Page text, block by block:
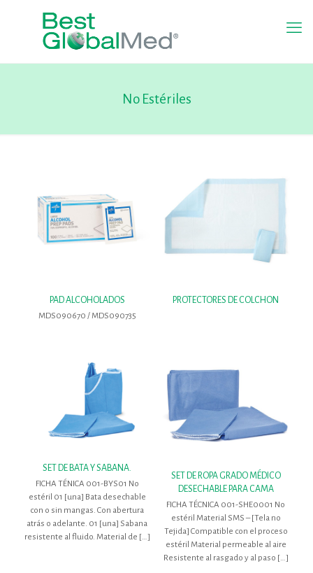
No Estériles
PAD ALCOHOLADOS
MDS090670 / MDS090735
PROTECTORES DE COLCHON
SET DE BATA Y SABANA.
FICHA TÉNICA 001-BYS01 No
estéril 01 [una] Bata desechable
con o sin mangas. Con abertura
atrás o adelante. 01 [una] Sabana
resistente al fluido. Material de […]
SET DE ROPA GRADO MÉDICO
DESECHABLE PARA CAMA
FICHA TÉCNICA 001-SHE0001 No
estéril Material SMS – [Tela no
Tejida] Compatible con el proceso
estéril Material permeable al aire
Resistente al rasgado y al paso […]